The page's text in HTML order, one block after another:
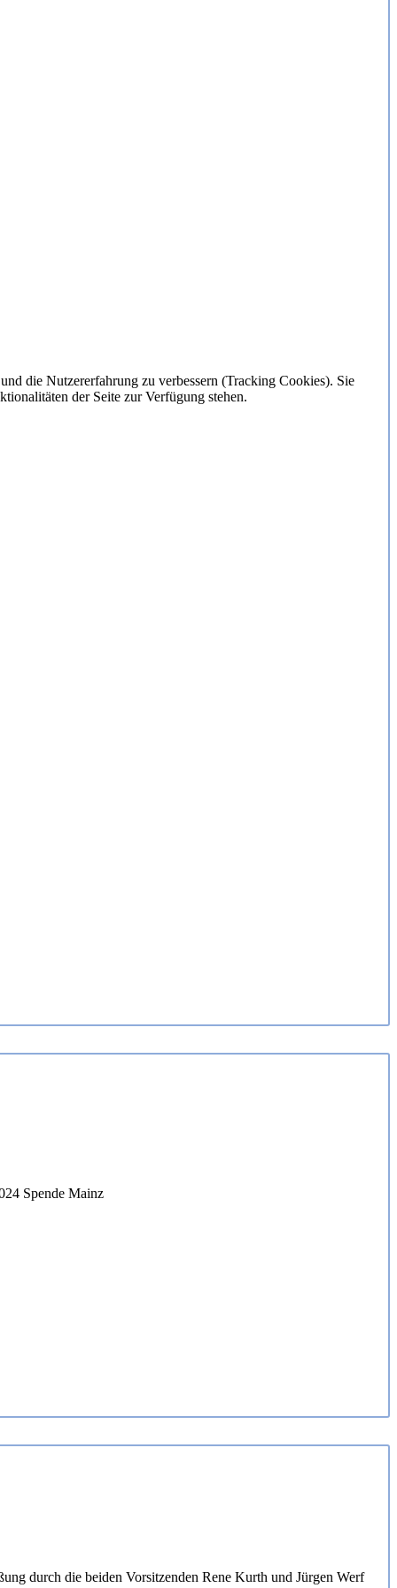
durch die beiden Vorsitzenden Rene Kurth und Jürgen Werf
die Nutzererfahrung zu verbessern (Tracking Cookies). Sie
der Seite zur Verfügung stehen.